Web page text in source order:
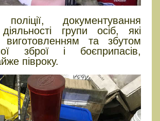
документування
групи осіб, які
виготовленням та збутом
зброї і боєприпасів,
півроку.